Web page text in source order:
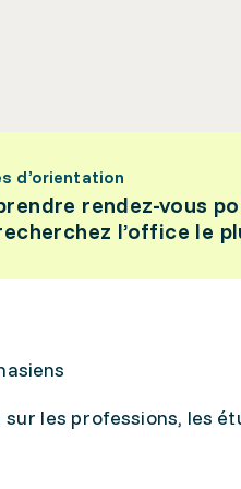
d’orientation
rendez-vous
l’office le
sur les professions, les